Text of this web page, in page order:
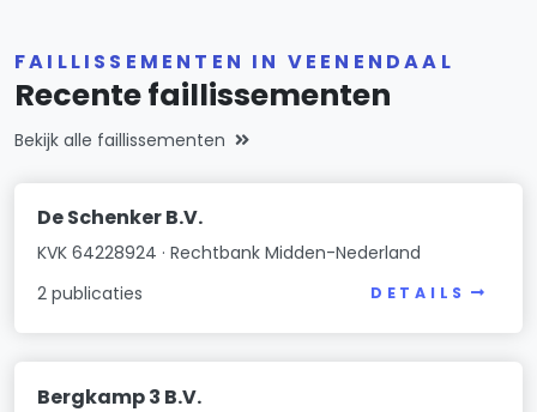
FAILLISSEMENTEN IN VEENENDAAL
Recente faillissementen
Bekijk alle faillissementen
De Schenker B.V.
KVK 64228924 · Rechtbank Midden-Nederland
2 publicaties
DETAILS
Bergkamp 3 B.V.